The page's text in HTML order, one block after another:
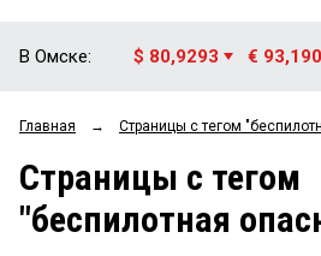
ОБЩЕСТВО
ЗАКОН
В Омске: $ 80,9293 €
Главная → Страницы c тегом
Страницы c тегом
"беспилотная